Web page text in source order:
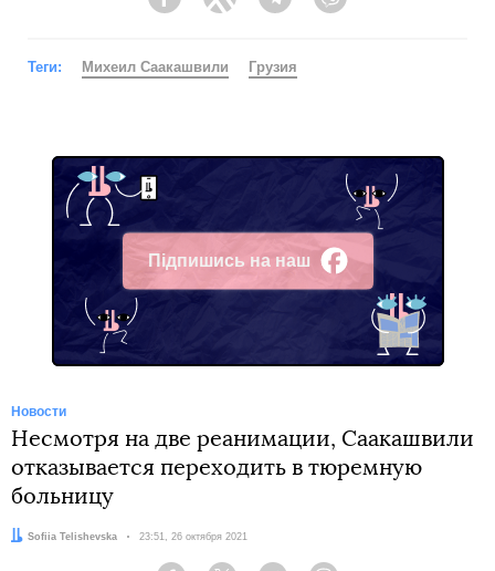
FacebookTwitter Telegram
Теги: Михеил Саакашвили Грузия
Підпишись на наш
Facebook
Новости
Несмотря на две реанимации, Саакашвили
отказывается переходить в тюремную
больницу
Автор:
Sofiia Telishevska Дата:
23:51, 26 октября 2021